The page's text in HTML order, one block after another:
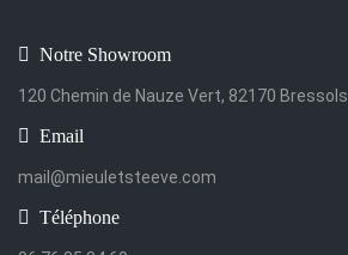
Notre Showroom
120 Chemin de Nauze Vert, 82170 Bressols
Email
mail@mieuletsteeve.com
Téléphone